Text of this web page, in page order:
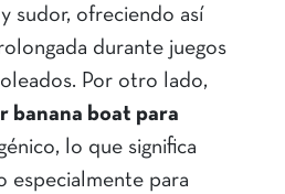
sudor, ofreciendo así
durante juegos
Por otro lado,
banana boat para
lo que significa
especialmente para